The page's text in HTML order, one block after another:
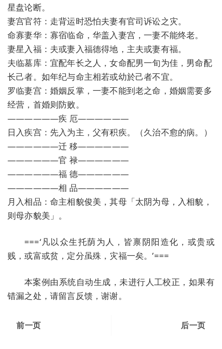
星盘论断。
妻宫官符：走背运时恐怕夫妻有官司诉讼之灾。
命寡妻华：寡宿临命，华盖入妻宫，一妻不能终老。
妻星入福：夫或妻入福德得地，主夫或妻有福。
夫临墓库：宜配年长之人，女命配男一旬为佳，男命配
长己者。如年纪与命主相若或幼於己者不宜。
罗临妻宫：婚姻反掌，一妻不能到老之命，婚姻需要多
经营，首婚则防败。
——————疾 厄——————
日入疾宫：先入为主，父有积疾。（久治不愈的病。）
——————迁 移——————
——————官 禄——————
——————福 德——————
——————相 品——————
月入相品：命主相貌俊美，其母「太阴为母，入相貌，
则母亦貌美」。
===‘凡以众生托荫为人，皆禀阴阳造化，或贵或
贱，或富或贫，定分虽殊，灾福一矣。’===
本案例由系统自动生成，未进行人工校正，如果有
错漏之处，请留言反馈，谢谢。
前一页 后一页